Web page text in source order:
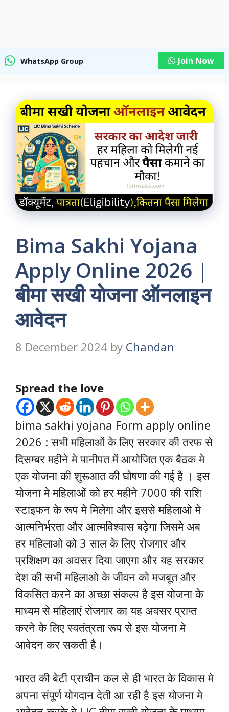
WhatsApp Group Join Now
Bima Sakhi Yojana
Apply Online 2026 |
बीमा सखी योजना ऑनलाइन
आवेदन
8 December 2024 by Chandan
Spread the love
bima sakhi yojana Form apply online
2026 : सभी महिलाओं के लिए सरकार की तरफ से
दिसम्बर महीने मे पानीपत में आयोजित एक बैठक मे
एक योजना की शुरूआत की घोषणा की गई है । इस
योजना मे महिलाओं को हर महीने 7000 की राशि
स्टाइफन के रूप मे मिलेगा और इससे महिलाओ मे
आत्मनिर्भरता और आत्मविश्वास बढ़ेगा जिसमे अब
हर महिलाओ को 3 साल के लिए रोजगार और
प्रशिक्षण का अवसर दिया जाएगा और यह सरकार
देश की सभी महिलाओ के जीवन को मजबूत और
विकसित करने का अच्छा संकल्प है इस योजना के
माध्यम से महिलाएं रोजगार का यह अवसर प्राप्त
करने के लिए स्वतंत्रता रूप से इस योजना मे
आवेदन कर सकती है।
भारत की बेटी प्राचीन कल से ही भारत के विकास मे
अपना संपूर्ण योगदान देती आ रही है इस योजना मे